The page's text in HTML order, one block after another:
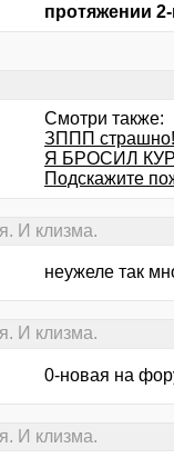
протяжении
Смотри также:
ЗППП
Я БРОСИЛ
Подскажите
И клизма.
неужеле так
И клизма.
0-новая на
И клизма.